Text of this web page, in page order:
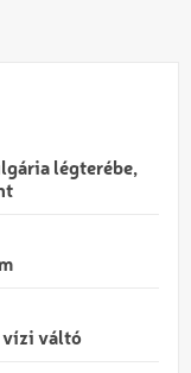
légterébe,
vízi váltó